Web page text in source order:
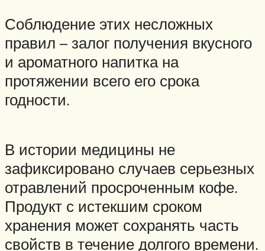
Соблюдение этих несложных
правил – залог получения вкусного
и ароматного напитка на
протяжении всего его срока
годности.
В истории медицины не
зафиксировано случаев серьезных
отравлений просроченным кофе.
Продукт с истекшим сроком
хранения может сохранять часть
свойств в течение долгого времени.